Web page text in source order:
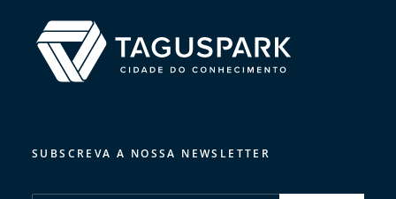
SUBSCREVA A NOSSA NEWSLETTER